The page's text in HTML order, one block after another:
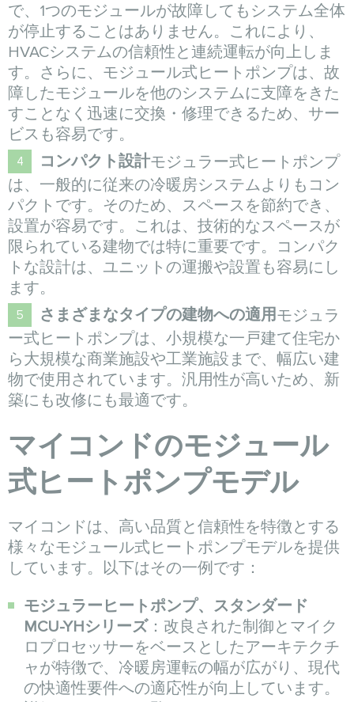
で、1つのモジュールが故障してもシステム全体
が停止することはありません。これにより、
HVACシステムの信頼性と連続運転が向上しま
す。さらに、モジュール式ヒートポンプは、故
障したモジュールを他のシステムに支障をきた
すことなく迅速に交換・修理できるため、サー
ビスも容易です。
コンパクト設計モジュラー式ヒートポンプ
は、一般的に従来の冷暖房システムよりもコン
パクトです。そのため、スペースを節約でき、
設置が容易です。これは、技術的なスペースが
限られている建物では特に重要です。コンパク
トな設計は、ユニットの運搬や設置も容易にし
ます。
さまざまなタイプの建物への適用モジュラ
ー式ヒートポンプは、小規模な一戸建て住宅か
ら大規模な商業施設や工業施設まで、幅広い建
物で使用されています。汎用性が高いため、新
築にも改修にも最適です。
マイコンドのモジュール
式ヒートポンプモデル
マイコンドは、高い品質と信頼性を特徴とする
様々なモジュール式ヒートポンプモデルを提供
しています。以下はその一例です：
モジュラーヒートポンプ、スタンダード
MCU-YHシリーズ：改良された制御とマイク
ロプロセッサーをベースとしたアーキテクチ
ャが特徴で、冷暖房運転の幅が広がり、現代
の快適性要件への適応性が向上しています。